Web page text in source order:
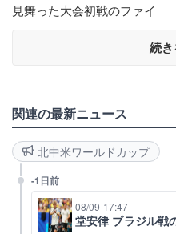
見舞った大会初戦のファイ
続
関連の最新ニュース
北中米ワールドカップ
-1日前
08/09 17:47
堂安律 ブラジル戦